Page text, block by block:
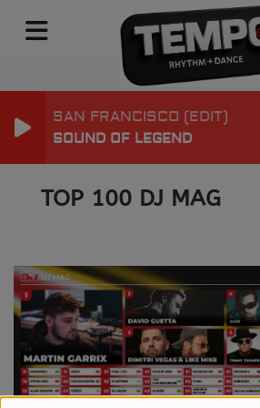
SAN FRANCISCO (EDIT)
SOUND OF LEGEND
TOP 100 DJ MAG